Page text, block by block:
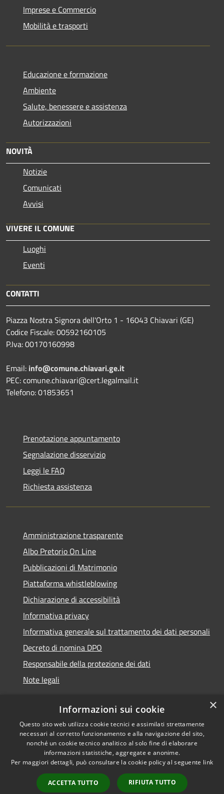
Imprese e Commercio
Mobilità e trasporti
Educazione e formazione
Ambiente
Salute, benessere e assistenza
Autorizzazioni
NOVITÀ
Notizie
Comunicati
Avvisi
VIVERE IL COMUNE
Luoghi
Eventi
CONTATTI
Piazza Nostra Signora dell'Orto 1 - 16043 Chiavari (GE)
Codice Fiscale: 00592160105
P.Iva: 00170160998
Email: info@comune.chiavari.ge.it
PEC: comune.chiavari@cert.legalmail.it
Telefono: 01853651
Prenotazione appuntamento
Segnalazione disservizio
Leggi le FAQ
Richiesta assistenza
Amministrazione trasparente
Albo Pretorio On Line
Pubblicazioni di Matrimonio
Piattaforma whistleblowing
Dichiarazione di accessibilità
Informativa privacy
Informativa generale sul trattamento dei dati personali
Decreto di nomina DPO
Responsabile della protezione dei dati
Note legali
RSS
Accessibilità
Cookie
Mappa del sito
Piano di miglioramento
© 2021 - 2026 Comune di
Chiavari -Area Riservata
×
Informazioni sui cookie
Questo sito web utilizza cookie tecnici e assimilati strettamente
necessari al corretto funzionamento e alla navigazione del sito,
nonché un cookie tecnico analitico al solo fine di elaborare
informazioni statistiche, aggregate e anonime.
Per maggiori dettagli, può consultare la cookie policy al seguente link
ACCETTA TUTTO RIFIUTA TUTTO